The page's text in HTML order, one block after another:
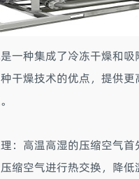
种集成了冷冻干燥和吸
干燥技术的优点，提供更
高温高湿的压缩空气首
缩空气进行热交换，降低